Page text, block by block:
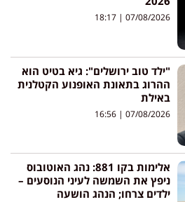
07/08/2026
"ילד טוב ירושלים": גיא בטיט הוא
ההרוג בתאונת האופנוע הקטלנית
באילת
07/08/2026
אלימות בקו 881: נהג האוטובוס
ניפץ את השמשה לעיני הנוסעים –
ילדים צרחו; הנהג הושעה